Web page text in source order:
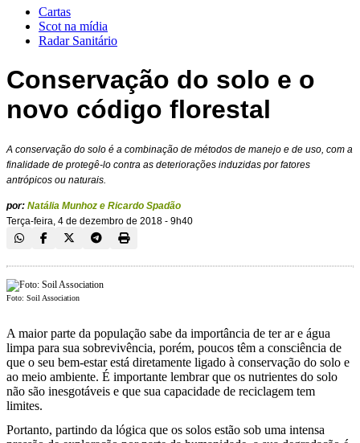
Cartas
Scot na mídia
Radar Sanitário
Conservação do solo e o
novo código florestal
A conservação do solo é a combinação de métodos de manejo e de uso, com a
finalidade de protegê-lo contra as deteriorações induzidas por fatores
antrópicos ou naturais.
por: Natália Munhoz e Ricardo Spadão
Terça-feira, 4 de dezembro de 2018 - 9h40
Foto: Soil Association
A maior parte da população sabe da importância de ter ar e água
limpa para sua sobrevivência, porém, poucos têm a consciência de
que o seu bem-estar está diretamente ligado à conservação do solo e
ao meio ambiente. É importante lembrar que os nutrientes do solo
não são inesgotáveis e que sua capacidade de reciclagem tem
limites.
Portanto, partindo da lógica que os solos estão sob uma intensa